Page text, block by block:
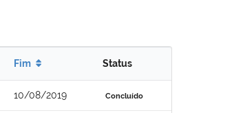
Fim Status
10/08/2019 Concluído